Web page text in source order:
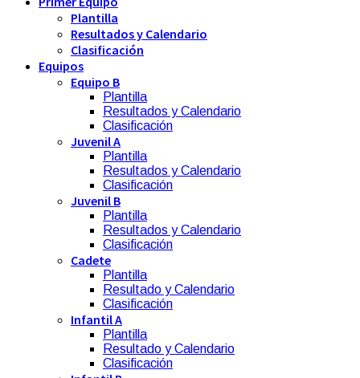
Plantilla
Resultados y Calendario
Clasificación
Equipos
Equipo B
Plantilla
Resultados y Calendario
Clasificación
Juvenil A
Plantilla
Resultados y Calendario
Clasificación
Juvenil B
Plantilla
Resultados y Calendario
Clasificación
Cadete
Plantilla
Resultado y Calendario
Clasificación
Infantil A
Plantilla
Resultado y Calendario
Clasificación